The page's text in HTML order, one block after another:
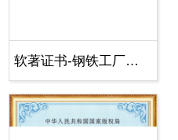
软著证书-钢铁工厂音频通讯服务平台